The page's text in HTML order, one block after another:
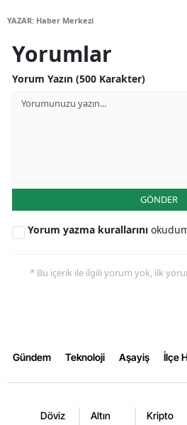
YAZAR: Haber Merkezi
Yorumlar
Yorum Yazın (500 Karakter)
GÖNDER
Yorum yazma kurallarını
* Bu içerik ile ilgili yorum yok, ilk
Gündem Teknoloji Aşayiş İlçe
Döviz
Altın
Kripto